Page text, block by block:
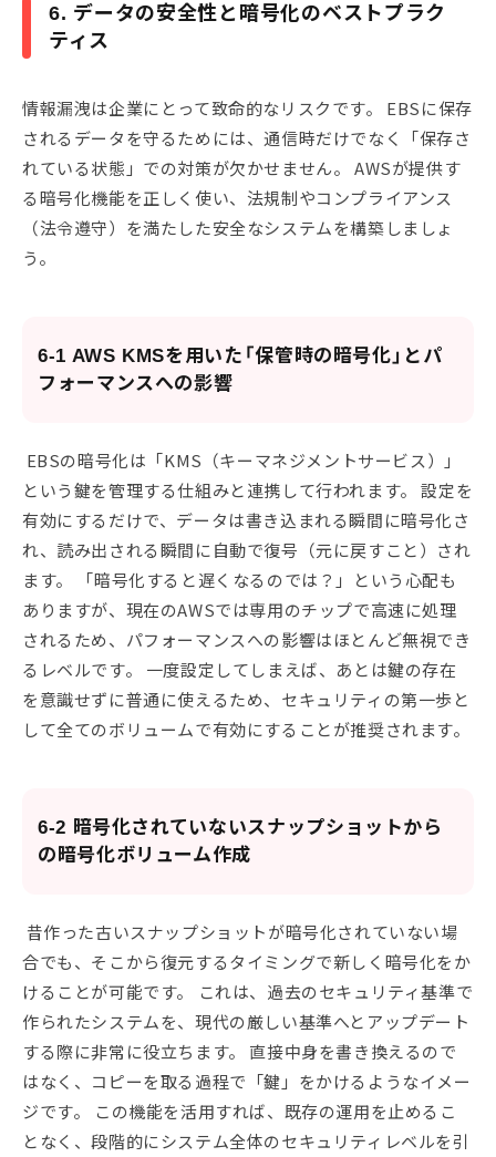
6. データの安全性と暗号化のベストプラク
ティス
情報漏洩は企業にとって致命的なリスクです。 EBSに保存
されるデータを守るためには、通信時だけでなく「保存さ
れている状態」での対策が欠かせません。 AWSが提供す
る暗号化機能を正しく使い、法規制やコンプライアンス
（法令遵守）を満たした安全なシステムを構築しましょ
う。
6-1 AWS KMSを用いた「保管時の暗号化」とパ
フォーマンスへの影響
EBSの暗号化は「KMS（キーマネジメントサービス）」
という鍵を管理する仕組みと連携して行われます。 設定を
有効にするだけで、データは書き込まれる瞬間に暗号化さ
れ、読み出される瞬間に自動で復号（元に戻すこと）され
ます。 「暗号化すると遅くなるのでは？」という心配も
ありますが、現在のAWSでは専用のチップで高速に処理
されるため、パフォーマンスへの影響はほとんど無視でき
るレベルです。 一度設定してしまえば、あとは鍵の存在
を意識せずに普通に使えるため、セキュリティの第一歩と
して全てのボリュームで有効にすることが推奨されます。
6-2 暗号化されていないスナップショットから
の暗号化ボリューム作成
昔作った古いスナップショットが暗号化されていない場
合でも、そこから復元するタイミングで新しく暗号化をか
けることが可能です。 これは、過去のセキュリティ基準で
作られたシステムを、現代の厳しい基準へとアップデート
する際に非常に役立ちます。 直接中身を書き換えるので
はなく、コピーを取る過程で「鍵」をかけるようなイメー
ジです。 この機能を活用すれば、既存の運用を止めるこ
となく、段階的にシステム全体のセキュリティレベルを引